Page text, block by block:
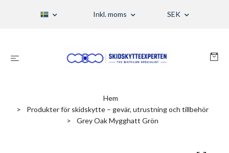
Inkl. moms SEK
Hem
Produkter för skidskytte – gevär, utrustning och tillbehör
Grey Oak Mygghatt Grön